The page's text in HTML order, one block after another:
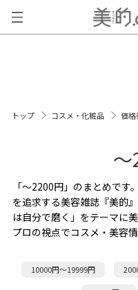
トップ コスメ・化粧品 価格
「～2200円」のまとめで
を追求する美容雑誌『美的
は自分で磨く」をテーマに
プロの視点でコスメ・美容情
10000円～19999円